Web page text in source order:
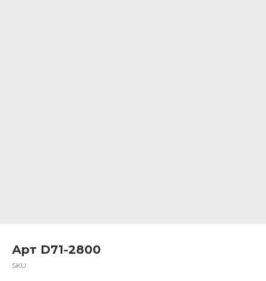
Арт D71-2800
SKU: